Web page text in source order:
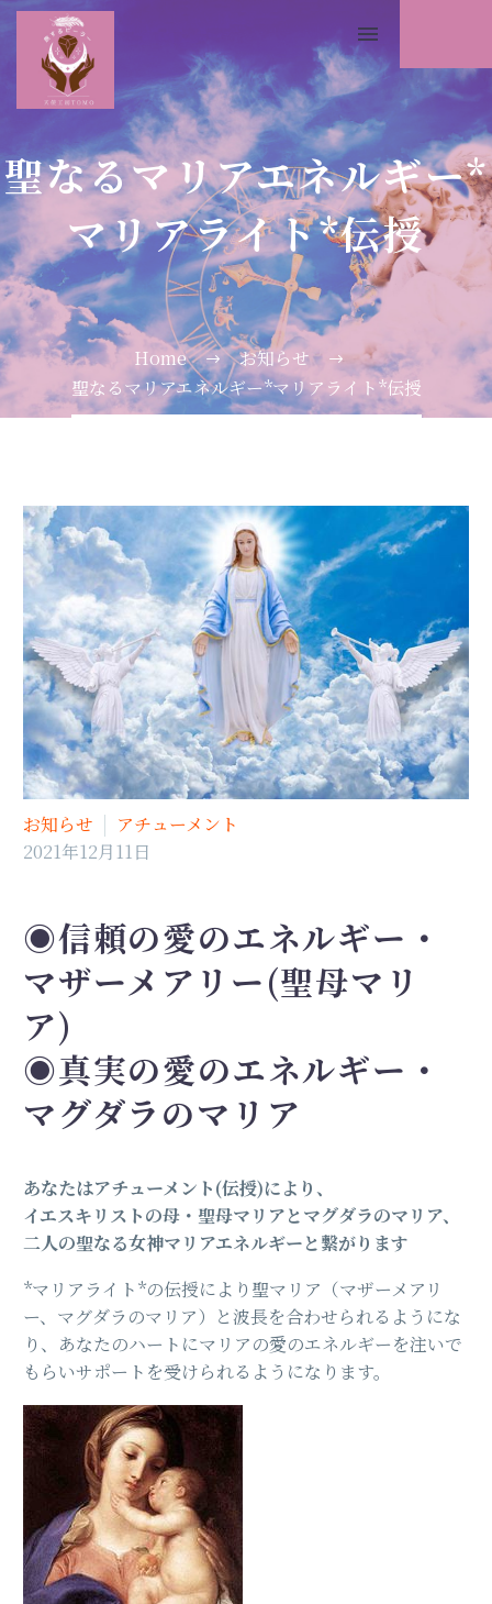
聖なるマリアエネルギー*
マリアライト*伝授
Home
お知らせ
聖なるマリアエネルギー*マリアライト*伝授
お知らせ
アチューメント
2021年12月11日
◉信頼の愛のエネルギー・
マザーメアリー(聖母マリ
ア)
◉真実の愛のエネルギー・
マグダラのマリア
あなたはアチューメント(伝授)により、
イエスキリストの母・聖母マリアとマグダラのマリア、
二人の聖なる女神マリアエネルギーと繋がります
*マリアライト*の伝授により聖マリア（マザーメアリ
ー、マグダラのマリア）と波長を合わせられるようにな
り、あなたのハートにマリアの愛のエネルギーを注いで
もらいサポートを受けられるようになります。